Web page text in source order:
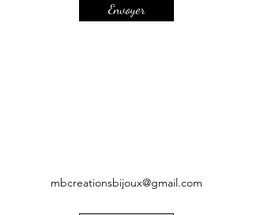
Envoyer
mbcreationsbijoux@gmail.com